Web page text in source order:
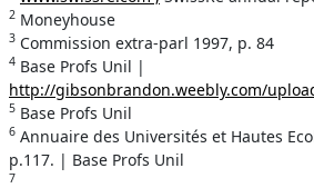
2 Moneyhouse
3 Commission extra-parl 1997, p. 84
4 Base Profs Unil |
http://gibsonbrandon.weebly.com/
5 Base Profs Unil
6 Annuaire des Universités et Hautes
p.117. | Base Profs Unil
7